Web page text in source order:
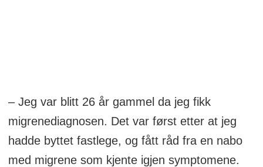
– Jeg var blitt 26 år gammel da jeg fikk
migrenediagnosen. Det var først etter at jeg
hadde byttet fastlege, og fått råd fra en nabo
med migrene som kjente igjen symptomene.